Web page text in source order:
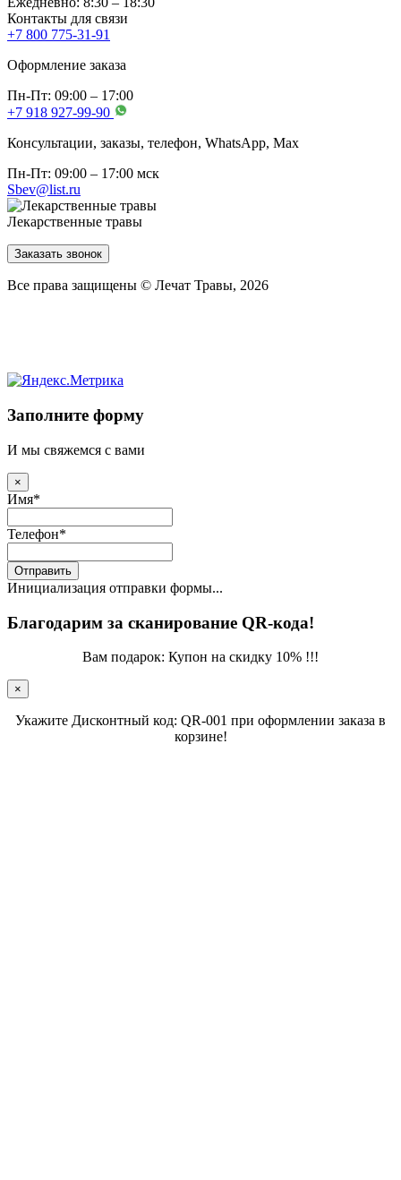
Контакты для связи
+7 800 775-31-91
Оформление заказа
Пн-Пт: 09:00 – 17:00
+7 918 927-99-90
Консультации, заказы, телефон, WhatsApp, Мах
Пн-Пт: 09:00 – 17:00 мск
Sbev@list.ru
Лекарственные травы
Заказать звонок
Все права защищены © Лечат Травы, 2026
Заполните форму
И мы свяжемся с вами
×
Имя*
Телефон*
Отправить
Инициализация отправки формы...
Благодарим за сканирование QR-кода!
Вам подарок: Купон на скидку 10% !!!
×
Укажите Дисконтный код: QR-001 при оформлении заказа в
корзине!